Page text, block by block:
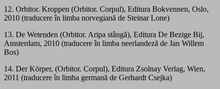
12. Orbitor. Kroppen (Orbitor. Corpul), Editura Bokvennen, Oslo,
2010 (traducere în limba norvegiană de Steinar Lone)
13. De Wetenden (Orbitor. Aripa stângă), Editura De Bezige Bij,
Amsterdam, 2010 (traducere în limba neerlandeză de Jan Willem
Bos)
14. Der Körper, (Orbitor. Corpul), Editura Zsolnay Verlag, Wien,
2011 (traducere în limba germană de Gerhardt Csejka)